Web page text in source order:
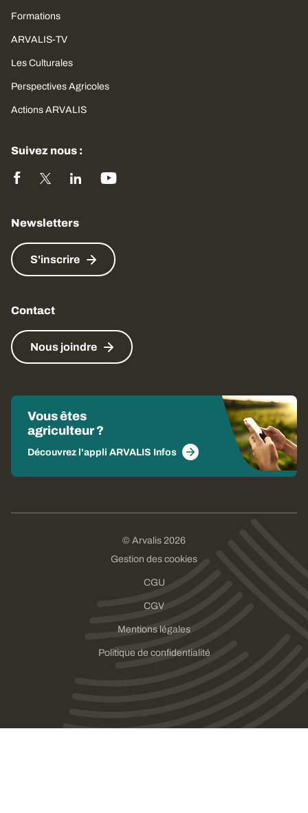
Formations
ARVALIS-TV
Les Culturales
Perspectives Agricoles
Actions ARVALIS
Suivez nous :
Newsletters
S'inscrire
Contact
Nous joindre
Vous êtes
agriculteur ?
Découvrez l'appli ARVALIS Infos
© Arvalis 2026
Gestion des cookies
CGU
CGV
Mentions légales
Politique de confidentialité